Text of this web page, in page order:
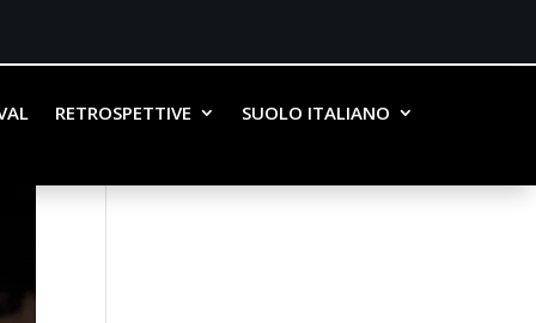
RETROSPETTIVE SUOLO ITALIANO